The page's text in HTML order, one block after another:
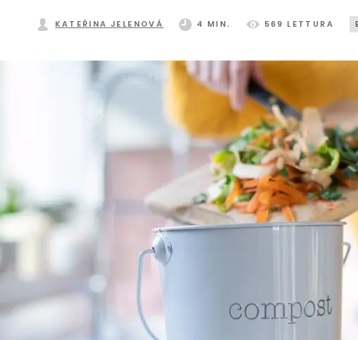
KATEŘINA JELENOVÁ 4 MIN. 569 LETTURA